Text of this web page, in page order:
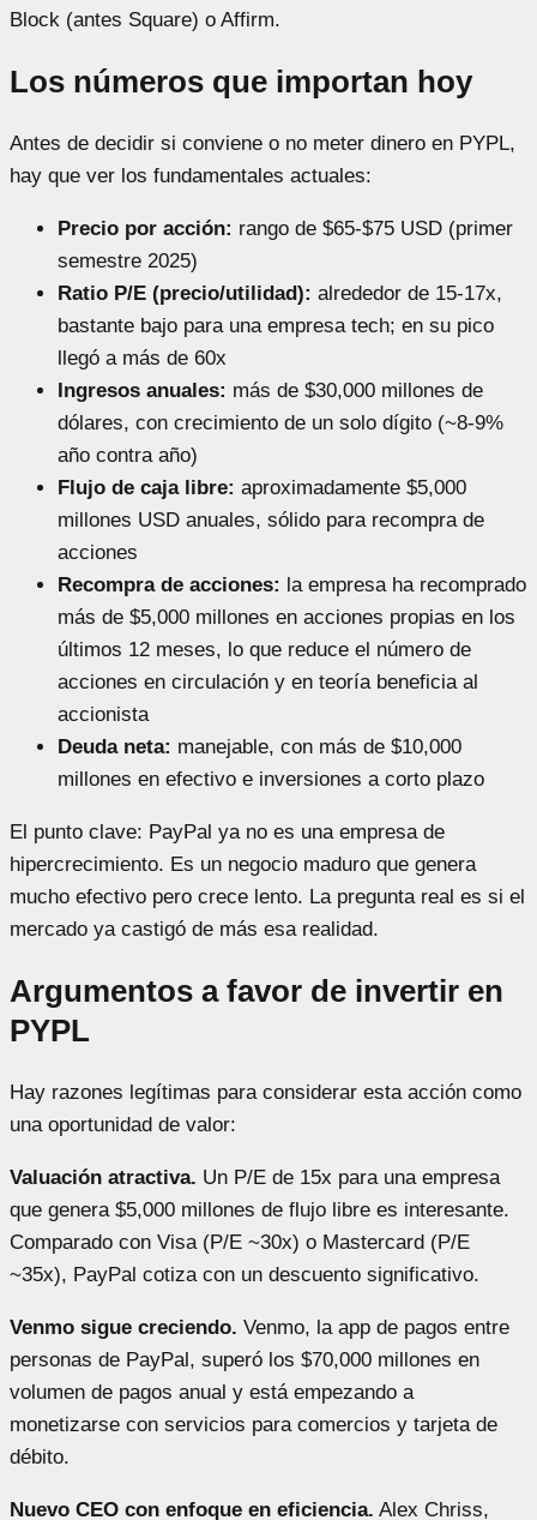
Block (antes Square) o Affirm.
Los números que importan hoy
Antes de decidir si conviene o no meter dinero en PYPL,
hay que ver los fundamentales actuales:
Precio por acción: rango de $65-$75 USD (primer
semestre 2025)
Ratio P/E (precio/utilidad): alrededor de 15-17x,
bastante bajo para una empresa tech; en su pico
llegó a más de 60x
Ingresos anuales: más de $30,000 millones de
dólares, con crecimiento de un solo dígito (~8-9%
año contra año)
Flujo de caja libre: aproximadamente $5,000
millones USD anuales, sólido para recompra de
acciones
Recompra de acciones: la empresa ha recomprado
más de $5,000 millones en acciones propias en los
últimos 12 meses, lo que reduce el número de
acciones en circulación y en teoría beneficia al
accionista
Deuda neta: manejable, con más de $10,000
millones en efectivo e inversiones a corto plazo
El punto clave: PayPal ya no es una empresa de
hipercrecimiento. Es un negocio maduro que genera
mucho efectivo pero crece lento. La pregunta real es si el
mercado ya castigó de más esa realidad.
Argumentos a favor de invertir en
PYPL
Hay razones legítimas para considerar esta acción como
una oportunidad de valor:
Valuación atractiva. Un P/E de 15x para una empresa
que genera $5,000 millones de flujo libre es interesante.
Comparado con Visa (P/E ~30x) o Mastercard (P/E
~35x), PayPal cotiza con un descuento significativo.
Venmo sigue creciendo. Venmo, la app de pagos entre
personas de PayPal, superó los $70,000 millones en
volumen de pagos anual y está empezando a
monetizarse con servicios para comercios y tarjeta de
débito.
Nuevo CEO con enfoque en eficiencia. Alex Chriss,